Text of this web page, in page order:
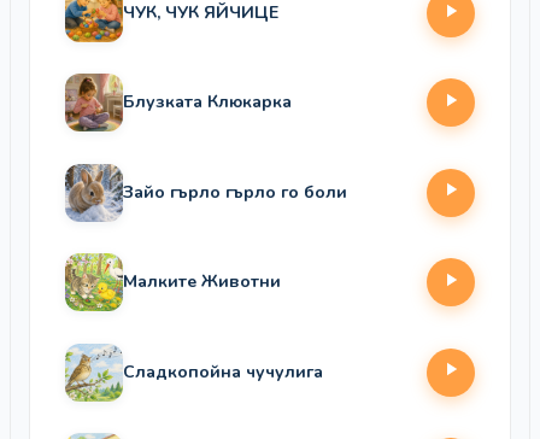
ЧУК, ЧУК ЯЙЧИЦЕ
Блузката Клюкарка
Зайо гърло гърло го боли
Малките Животни
Сладкопойна чучулига